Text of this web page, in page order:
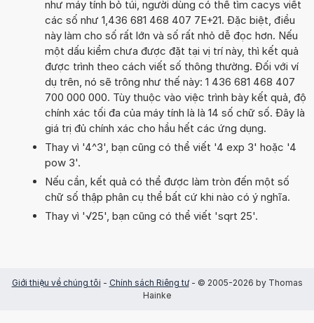
như máy tính bỏ túi, người dùng có thể tìm cacys viết
các số như 1,436 681 468 407 7E+21. Đặc biệt, điều
này làm cho số rất lớn và số rất nhỏ dễ đọc hơn. Nếu
một dấu kiểm chưa được đặt tại vị trí này, thì kết quả
được trình theo cách viết số thông thường. Đối với ví
dụ trên, nó sẽ trông như thế này: 1 436 681 468 407
700 000 000. Tùy thuộc vào việc trình bày kết quả, độ
chính xác tối đa của máy tính là là 14 số chữ số. Đây là
giá trị đủ chính xác cho hầu hết các ứng dụng.
Thay vì '4^3', bạn cũng có thể viết '4 exp 3' hoặc '4
pow 3'.
Nếu cần, kết quả có thể được làm tròn đến một số
chữ số thập phân cụ thể bất cứ khi nào có ý nghĩa.
Thay vì '√25', bạn cũng có thể viết 'sqrt 25'.
Giới thiệu về chúng tôi - Chính sách Riêng tư- © 2005-2026 by Thomas
Hainke